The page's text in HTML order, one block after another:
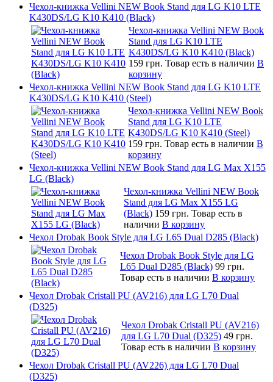
Чехол-книжка Vellini NEW Book Stand для LG K10 LTE
K430DS/LG K10 K410 (Black)
Чехол-книжка Vellini NEW Book
Stand для LG K10 LTE
K430DS/LG K10 K410 (Black)
159 грн. Товар есть в наличии В
корзину
Чехол-книжка Vellini NEW Book Stand для LG K10 LTE
K430DS/LG K10 K410 (Steel)
Чехол-книжка Vellini NEW Book
Stand для LG K10 LTE
K430DS/LG K10 K410 (Steel)
159 грн. Товар есть в наличии В
корзину
Чехол-книжка Vellini NEW Book Stand для LG Max X155
LG (Black)
Чехол-книжка Vellini NEW Book
Stand для LG Max X155 LG
(Black) 159 грн. Товар есть в
наличии В корзину
Чехол Drobak Book Style для LG L65 Dual D285 (Black)
Чехол Drobak Book Style для LG
L65 Dual D285 (Black) 99 грн.
Товар есть в наличии В корзину
Чехол Drobak Cristall PU (AV216) для LG L70 Dual
(D325)
Чехол Drobak Cristall PU (AV216)
для LG L70 Dual (D325) 49 грн.
Товар есть в наличии В корзину
Чехол Drobak Cristall PU (AV226) для LG L70 Dual
(D325)